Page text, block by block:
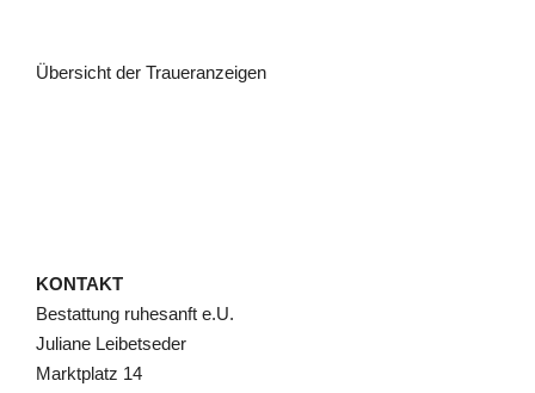
Übersicht der Traueranzeigen
KONTAKT
Bestattung ruhesanft e.U.
Juliane Leibetseder
Marktplatz 14